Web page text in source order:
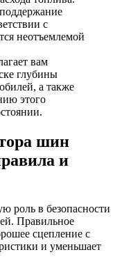
с
неотъемлемой
вам
глубины
а также
этого
шин
и
роль в безопасности
Правильное
сцепление с
и уменьшает